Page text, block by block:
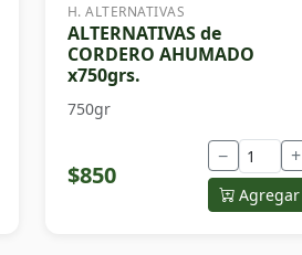
H. ALTERNATIVAS
ALTERNATIVAS de
CORDERO AHUMADO
x750grs.
750gr
$850
− +
Agregar